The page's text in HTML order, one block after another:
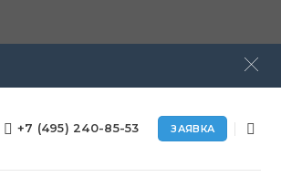
+7 (495) 240-85-53 ЗАЯВКА